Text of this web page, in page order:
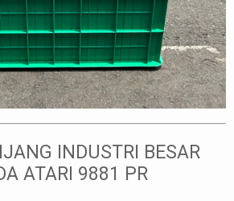
INDUSTRI BESAR
ATARI 9881 PR